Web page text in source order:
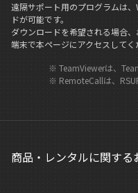
遠隔サポート用のプログラムは
ドが可能です。
ダウンロードを希望される場合
端末で本ページにアクセスしてく
※ TeamViewerは、
※ RemoteCallは、
商品・レンタルに関する